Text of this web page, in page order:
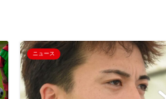
ニュース